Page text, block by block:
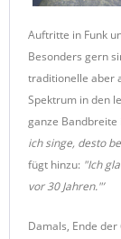
Auftritte in Funk
Besonders gern
traditionelle aber
Spektrum in den
ganze Bandbreite
ich singe, desto
fügt hinzu: "Ich
vor 30 Jahren."’
Damals, Ende